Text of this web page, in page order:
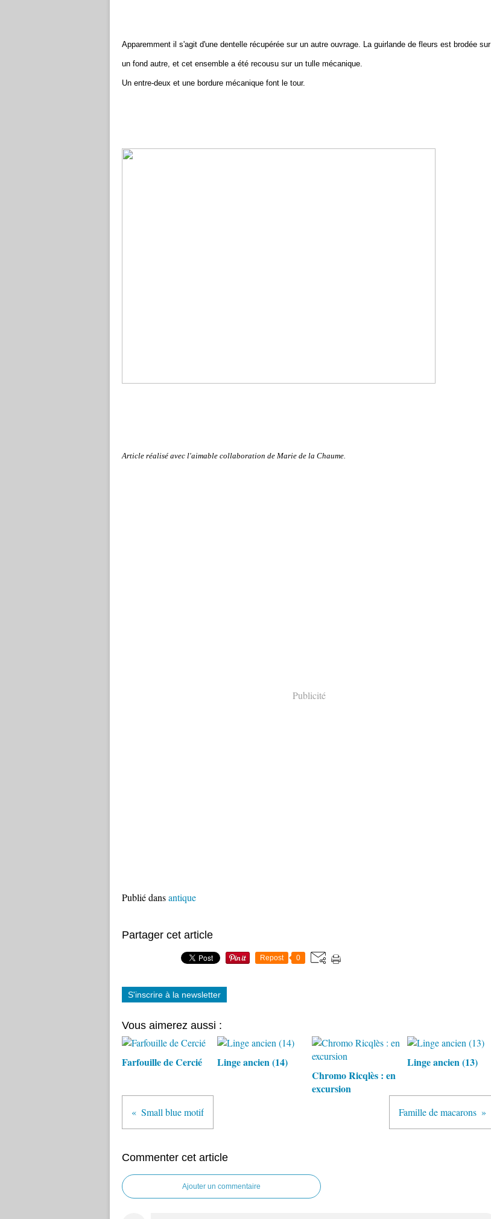
Apparemment il s'agit d'une dentelle récupérée sur un autre ouvrage. La guirlande de fleurs est brodée sur
un fond autre, et cet ensemble a été recousu sur un tulle mécanique.
Un entre-deux et une bordure mécanique font le tour.
Article réalisé avec l'aimable collaboration de Marie de la Chaume.
Publicité
Publié dansantique
Partager cet article
Repost 0
S'inscrire à la newsletter
Vous aimerez aussi :
Farfouille de Cercié
Linge ancien (14)
Chromo Ricqlès : en
excursion
Linge ancien (13)
Small blue motif Famille de macarons
Commenter cet article
Ajouter un commentaire